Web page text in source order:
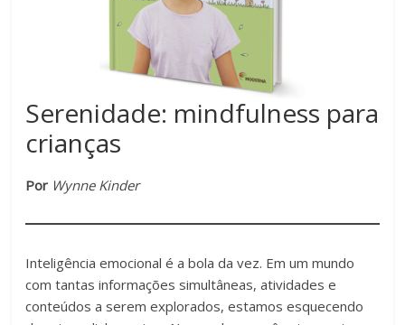
Serenidade: mindfulness para
crianças
Por Wynne Kinder
Inteligência emocional é a bola da vez. Em um mundo
com tantas informações simultâneas, atividades e
conteúdos a serem explorados, estamos esquecendo